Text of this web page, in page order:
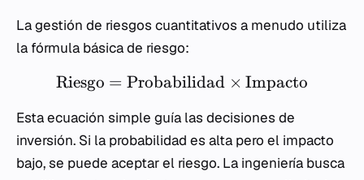
La gestión de riesgos cuantitativos a menudo utiliza
la fórmula básica de riesgo:
Riesgo = Probabilidad × Impacto
Esta ecuación simple guía las decisiones de
inversión. Si la probabilidad es alta pero el impacto
bajo, se puede aceptar el riesgo. La ingeniería busca